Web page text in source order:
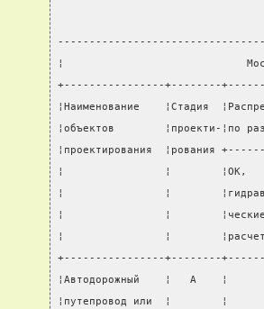
¦
+----------------+--------
¦Наименование    ¦Стадия
¦объектов        ¦проекти-
¦проектирования  ¦рования
¦                ¦        ¦ОК,
¦                ¦
¦                ¦
¦                ¦
+----------------+--------
¦Автодорожный    ¦   А    ¦
¦путепровод или  ¦